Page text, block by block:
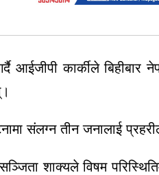
कार्कीले बिहीबार
संलग्न तीन जनालाई
शाक्यले विषम